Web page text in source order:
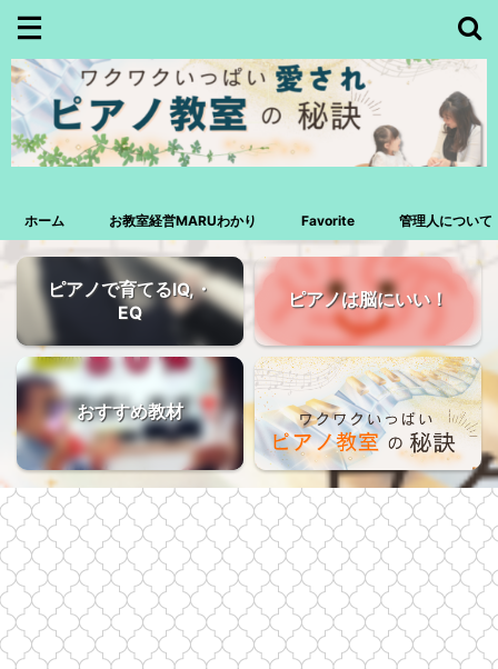
ホーム お教室経営MARUわかり Favorite 管理人について
ピアノで育てるIQ,・
EQ
ピアノは脳にいい！
おすすめ教材